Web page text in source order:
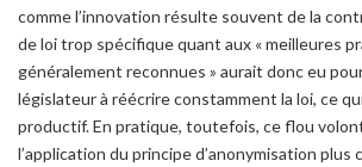
comme l’innovation résulte souvent de la
de loi trop spécifique quant aux « meilleures
généralement reconnues » aurait donc eu
législateur à réécrire constamment la loi, ce
productif. En pratique, toutefois, ce flou
l’application du principe d’anonymisation plus